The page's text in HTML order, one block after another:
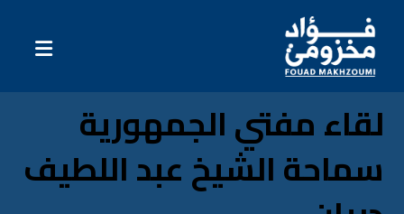
لقاء مفتي الجمهورية
سماحة الشيخ عبد اللطيف